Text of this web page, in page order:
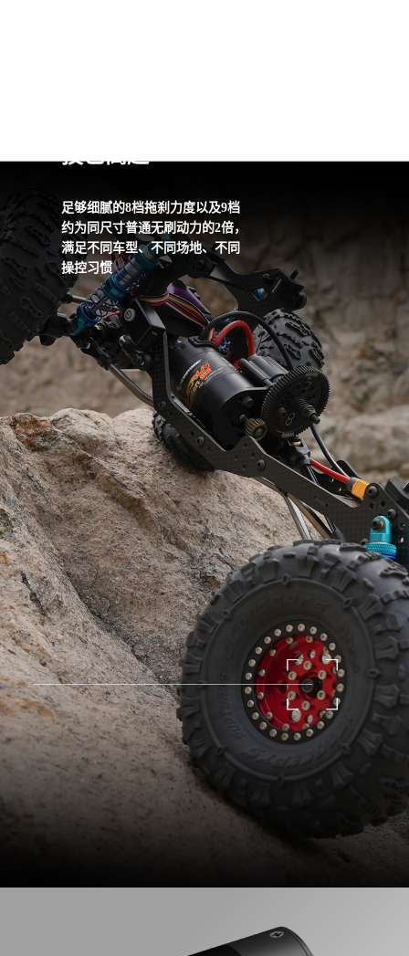
FOC驱动方式
技艺高超
足够细腻的8档拖刹力度以及9档
约为同尺寸普通无刷动力的2倍，
满足不同车型、不同场地、不同
操控习惯